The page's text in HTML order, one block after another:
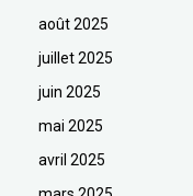
août 2025
juillet 2025
juin 2025
mai 2025
avril 2025